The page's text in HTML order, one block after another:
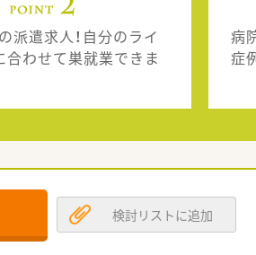
派遣求人！自分のライ
合わせて巣就業できま
病
症
検討リストに追加